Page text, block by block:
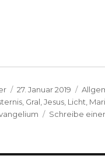
Veröffentlicht
am
27. Januar 2019
Gral ,Jesus Licht
Schreibe